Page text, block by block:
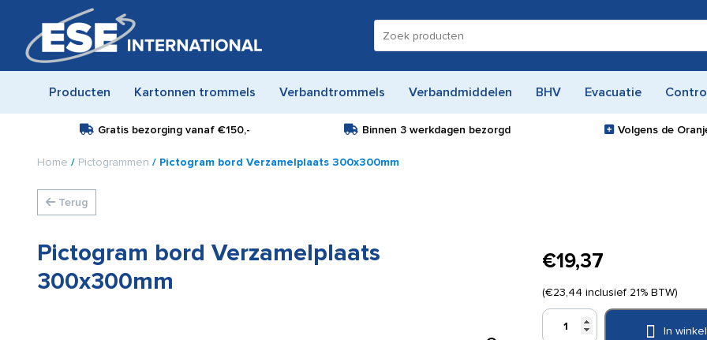
naar:
Producten Kartonnen trommels Verbandtrommels Verbandmiddelen BHV Evacuatie
Gratis bezorging vanaf€150,- Binnen 3 werkdagen bezorgd Volgens de
Home / Pictogrammen / Pictogram bord Verzamelplaats 300x300mm
Terug
Pictogram bord Verzamelplaats
300x300mm
€19,37
(€23,44 inclusief 21% BTW)
Pictogram
In